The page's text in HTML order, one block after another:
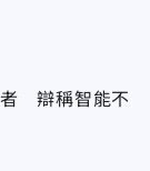
者 辯稱智能不